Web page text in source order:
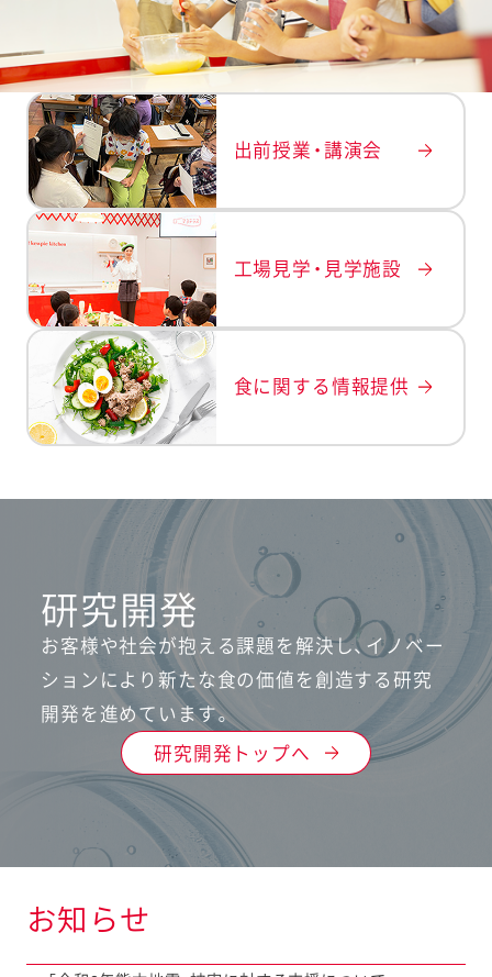
出前授業・講演会
工場見学・見学施設
食に関する情報提供
研究開発
お客様や社会が抱える課題を解決し、イノベー
ションにより新たな食の価値を創造する研究
開発を進めています。
研究開発トップへ
お知らせ